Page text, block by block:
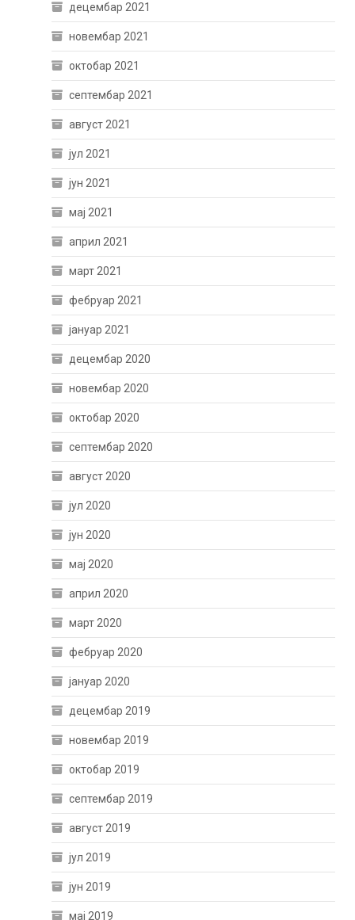
децембар 2021
новембар 2021
октобар 2021
септембар 2021
август 2021
јул 2021
јун 2021
мај 2021
април 2021
март 2021
фебруар 2021
јануар 2021
децембар 2020
новембар 2020
октобар 2020
септембар 2020
август 2020
јул 2020
јун 2020
мај 2020
април 2020
март 2020
фебруар 2020
јануар 2020
децембар 2019
новембар 2019
октобар 2019
септембар 2019
август 2019
јул 2019
јун 2019
мај 2019